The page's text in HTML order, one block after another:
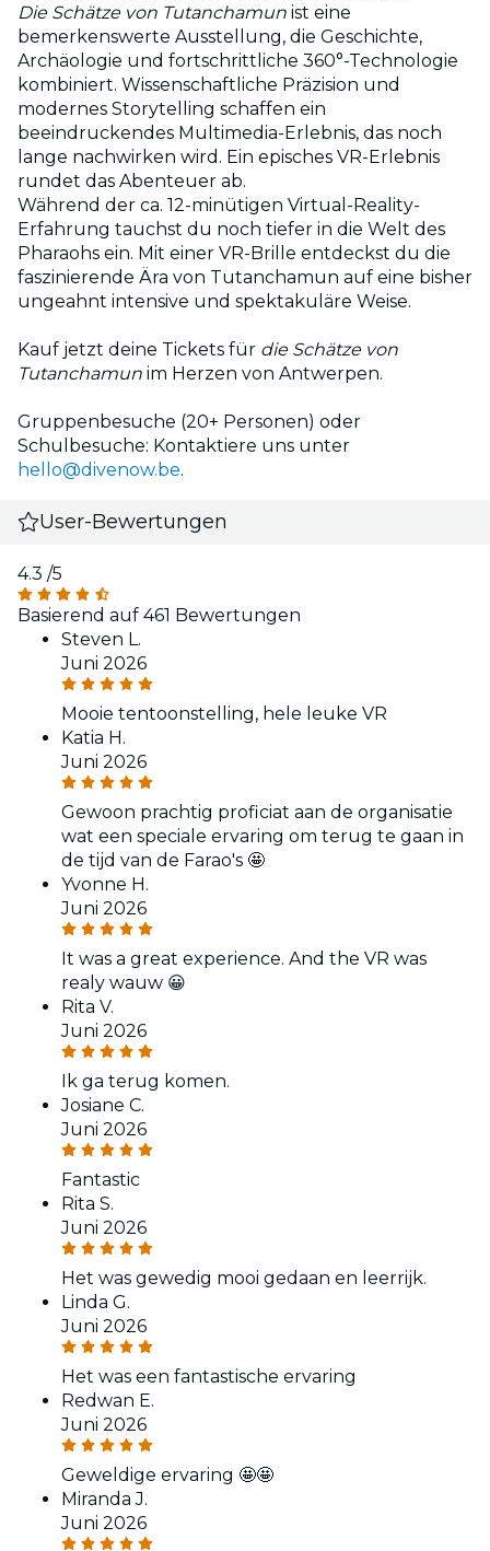
Die Schätze von Tutanchamun ist eine
bemerkenswerte Ausstellung, die Geschichte,
Archäologie und fortschrittliche 360°-Technologie
kombiniert. Wissenschaftliche Präzision und
modernes Storytelling schaffen ein
beeindruckendes Multimedia-Erlebnis, das noch
lange nachwirken wird. Ein episches VR-Erlebnis
rundet das Abenteuer ab.
Während der ca. 12-minütigen Virtual-Reality-
Erfahrung tauchst du noch tiefer in die Welt des
Pharaohs ein. Mit einer VR-Brille entdeckst du die
faszinierende Ära von Tutanchamun auf eine bisher
ungeahnt intensive und spektakuläre Weise.
Kauf jetzt deine Tickets für die Schätze von
Tutanchamun im Herzen von Antwerpen.
Gruppenbesuche (20+ Personen) oder
Schulbesuche: Kontaktiere uns unter
hello@divenow.be.
User-Bewertungen
4.3 /5
Basierend auf 461 Bewertungen
Steven L.
Juni 2026
Mooie tentoonstelling, hele leuke VR
Katia H.
Juni 2026
Gewoon prachtig proficiat aan de organisatie
wat een speciale ervaring om terug te gaan in
de tijd van de Farao's 🤩
Yvonne H.
Juni 2026
It was a great experience. And the VR was
realy wauw 😀
Rita V.
Juni 2026
Ik ga terug komen.
Josiane C.
Juni 2026
Fantastic
Rita S.
Juni 2026
Het was gewedig mooi gedaan en leerrijk.
Linda G.
Juni 2026
Het was een fantastische ervaring
Redwan E.
Juni 2026
Geweldige ervaring 🤩🤩
Miranda J.
Juni 2026